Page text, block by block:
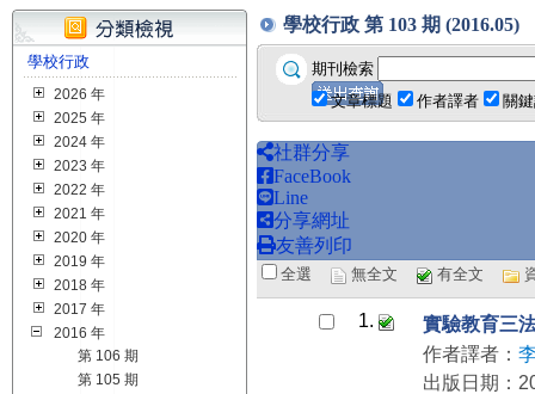
學校行政
2026 年
2025 年
2024 年
2023 年
2022 年
2021 年
2020 年
2019 年
2018 年
2017 年
2016 年
第 106 期
第 105 期
學校行政 第 103 期 (2016.05)
期刊檢索
文章標題
作者譯者 關
社群分享
FaceBook
Line
分享網址
友善列印
全選 無全文 有全文
1.
實驗教育三
作者譯者：
出版日期：